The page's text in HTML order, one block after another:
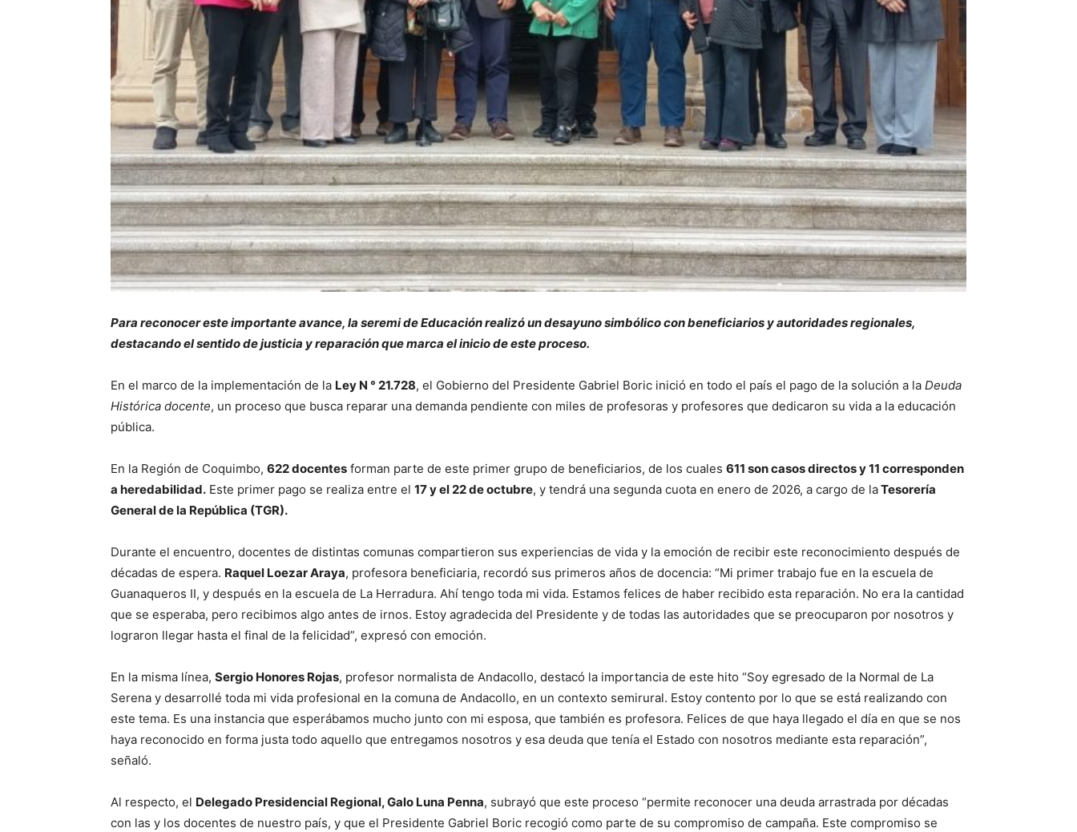
Para reconocer este importante avance, la seremi de Educación realizó un desayuno simbólico con beneficiarios y autoridades regionales,
destacando el sentido de justicia y reparación que marca el inicio de este proceso.
En el marco de la implementación de la Ley N ° 21.728, el Gobierno del Presidente Gabriel Boric inició en todo el país el pago de la solución a la Deuda
Histórica docente, un proceso que busca reparar una demanda pendiente con miles de profesoras y profesores que dedicaron su vida a la educación
pública.
En la Región de Coquimbo, 622 docentes forman parte de este primer grupo de beneficiarios, de los cuales 611 son casos directos y 11 corresponden
a heredabilidad. Este primer pago se realiza entre el 17 y el 22 de octubre, y tendrá una segunda cuota en enero de 2026, a cargo de laTesorería
General de la República (TGR).
Durante el encuentro, docentes de distintas comunas compartieron sus experiencias de vida y la emoción de recibir este reconocimiento después de
décadas de espera. Raquel Loezar Araya, profesora beneficiaria, recordó sus primeros años de docencia: “Mi primer trabajo fue en la escuela de
Guanaqueros II, y después en la escuela de La Herradura. Ahí tengo toda mi vida. Estamos felices de haber recibido esta reparación. No era la cantidad
que se esperaba, pero recibimos algo antes de irnos. Estoy agradecida del Presidente y de todas las autoridades que se preocuparon por nosotros y
lograron llegar hasta el final de la felicidad”, expresó con emoción.
En la misma línea, Sergio Honores Rojas, profesor normalista de Andacollo, destacó la importancia de este hito “Soy egresado de la Normal de La
Serena y desarrollé toda mi vida profesional en la comuna de Andacollo, en un contexto semirural. Estoy contento por lo que se está realizando con
este tema. Es una instancia que esperábamos mucho junto con mi esposa, que también es profesora. Felices de que haya llegado el día en que se nos
haya reconocido en forma justa todo aquello que entregamos nosotros y esa deuda que tenía el Estado con nosotros mediante esta reparación”,
señaló.
Al respecto, el Delegado Presidencial Regional, Galo Luna Penna, subrayó que este proceso “permite reconocer una deuda arrastrada por décadas
con las y los docentes de nuestro país, y que el Presidente Gabriel Boric recogió como parte de su compromiso de campaña. Este compromiso se